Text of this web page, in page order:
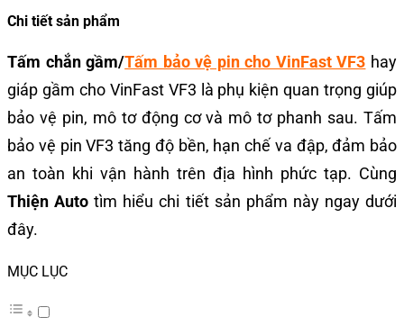
Chi tiết sản phẩm
Tấm chắn gầm/Tấm bảo vệ pin cho VinFast VF3 hay
giáp gầm cho VinFast VF3 là phụ kiện quan trọng giúp
bảo vệ pin, mô tơ động cơ và mô tơ phanh sau. Tấm
bảo vệ pin VF3 tăng độ bền, hạn chế va đập, đảm bảo
an toàn khi vận hành trên địa hình phức tạp. Cùng
Thiện Auto tìm hiểu chi tiết sản phẩm này ngay dưới
đây.
MỤC LỤC